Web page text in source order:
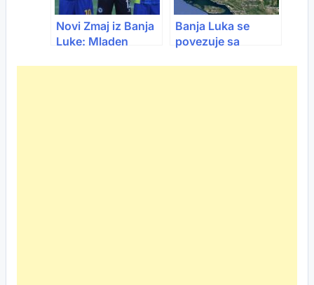
Novi Zmaj iz Banja
Luke: Mladen
Banja Luka se
povezuje sa